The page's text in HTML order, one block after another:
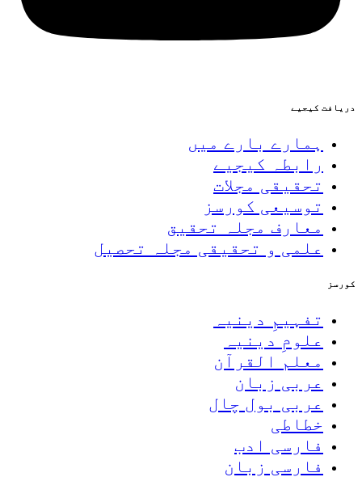
دریافت کیجیے
ہمارے بارے میں
رابطہ کیجیے
تحقیقی مجلات
توسیعی کورسز
معارف مجلہ تحقیق
علمی و تحقیقی مجلہ تحصیل
کورسز
تفہیمِ دینیہ
علومِ دینیہ
معلم القرآن
عربی زبان
عربی بول چال
خطاطی
فارسی ادب
فارسی زبان